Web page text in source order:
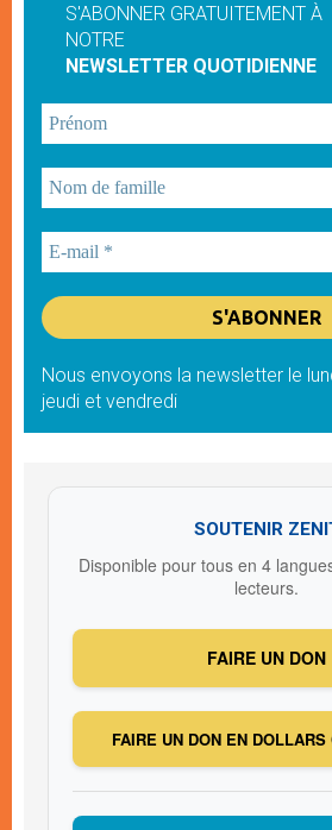
S'ABONNER GRATUITEMENT À
NOTRE
NEWSLETTER QUOTIDIENNE
Nous envoyons la newsletter le
jeudi et vendredi
SOUTENIR
Disponible pour tous en 4
lecteurs.
FAIRE UN DON
FAIRE UN DON EN